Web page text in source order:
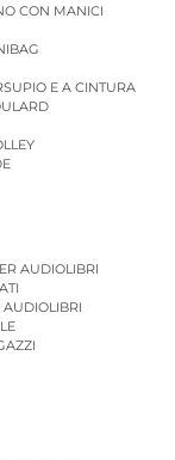
CON MANICI
E A CINTURA
AUDIOLIBRI
AUDIOLIBRI